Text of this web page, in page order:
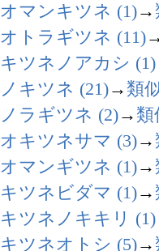
オマンキツネ (1)→
オトラギツネ (11)
キツネノアカシ (1)
ノキツネ (21)→ 類
ノラギツネ (2)→ 類
オキツネサマ (3)→
オマンギツネ (1)→
キツネビダマ (1)→
キツネノキキリ (1)
キツネオトシ (5)→